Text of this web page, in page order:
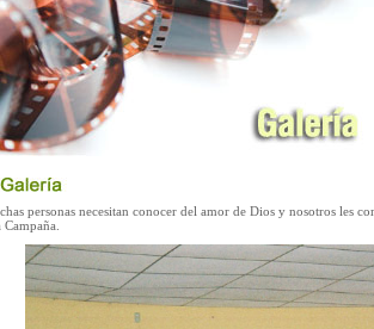
personas necesitan conocer del amor de Dios y nosotros les
Campaña.